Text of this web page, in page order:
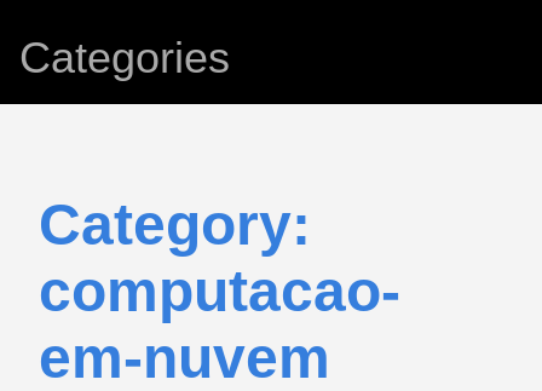
Categories
Category:
computacao-
em-nuvem